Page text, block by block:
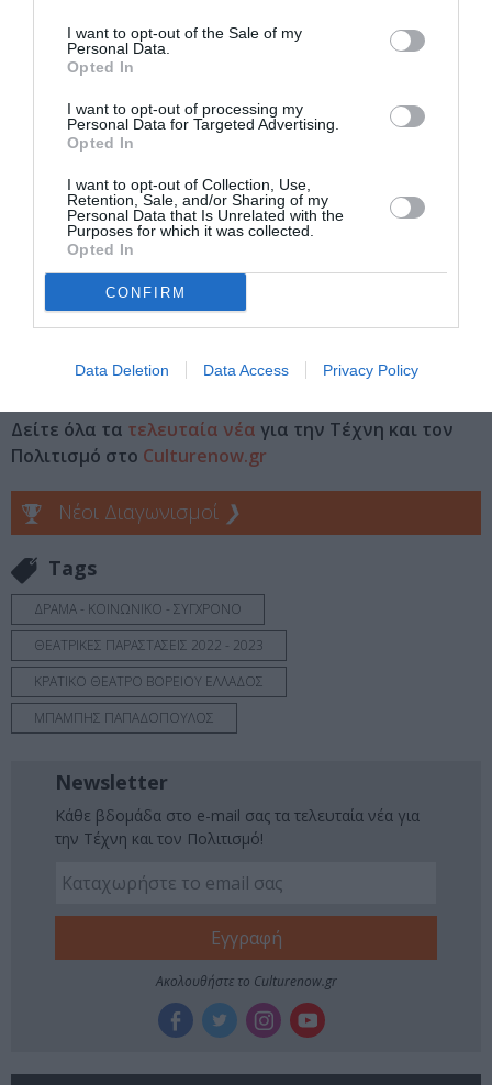
I want to opt-out of the Sale of my
Personal Data.
Opted In
I want to opt-out of processing my
Personal Data for Targeted Advertising.
Opted In
I want to opt-out of Collection, Use,
Retention, Sale, and/or Sharing of my
Personal Data that Is Unrelated with the
Purposes for which it was collected.
Opted In
CONFIRM
Data Deletion Data Access Privacy Policy
(ΕΜΣ ΒΑΣΙΛΙΚΟ – ΜΟΝΗ ΛΑΖΑΡΙΣΤΩΝ)
& 5 θέσεις ανά ημέρα παράστασης (ΜΙΚΡΟ ΘΕΑΤΡΟ –
ΦΟΥΑΓΙΕ ΜΕΣ)
Θεάτρου, Δραματικών Σχολών, Σκηνοθετών
Κατόπιν της εξαντλήσεως των θέσεων τιμή εισιτήριου
-«Εισιτήριο της παρέας» για 3 άτομα 25€ και 4 άτομα
30€
Πληροφορίες / Κρατήσεις:
ntng.gr
μάθετε πρώτοι όλες τις ειδήσεις
Δείτε όλα τα τελευταία νέα για την Τέχνη και τον
Πολιτισμό στο Culturenow.gr
Νέοι Διαγωνισμοί ❯
Tags
ΔΡΑΜΑ - ΚΟΙΝΩΝΙΚΟ - ΣΥΓΧΡΟΝΟ
ΘΕΑΤΡΙΚΕΣ ΠΑΡΑΣΤΑΣΕΙΣ 2022 - 2023
ΚΡΑΤΙΚΟ ΘΕΑΤΡΟ ΒΟΡΕΙΟΥ ΕΛΛΑΔΟΣ
ΜΠΑΜΠΗΣ ΠΑΠΑΔΟΠΟΥΛΟΣ
Newsletter
Κάθε βδομάδα στο e-mail σας τα τελευταία νέα για
την Τέχνη και τον Πολιτισμό!
Ακολουθήστε το Culturenow.gr